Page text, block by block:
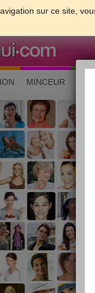
sur ce site,
MINCEUR